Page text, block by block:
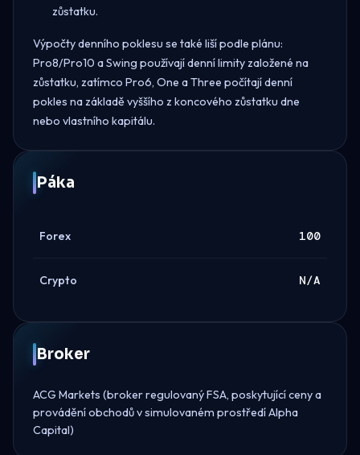
zůstatku.
Výpočty denního poklesu se také liší podle plánu:
Pro8/Pro10 a Swing používají denní limity založené na
zůstatku, zatímco Pro6, One a Three počítají denní
pokles na základě vyššího z koncového zůstatku dne
nebo vlastního kapitálu.
Páka
Forex 100
Crypto N/A
Broker
ACG Markets (broker regulovaný FSA, poskytující ceny a
provádění obchodů v simulovaném prostředí Alpha
Capital)